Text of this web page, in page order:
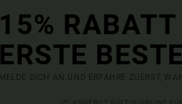
15%
ERSTE
MELDE DICH AN UND ERFAHRE ZUERST,